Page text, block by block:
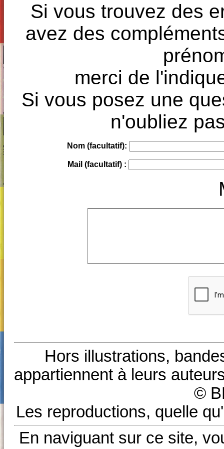
Si vous trouvez des
avez des
merci de
Si vous posez une
n'oubliez
Nom (facultatif):
Mail (facultatif) :
Hors illustrations,
appartiennent à leurs
©
Les reproductions, quelle
En naviguant sur ce site,